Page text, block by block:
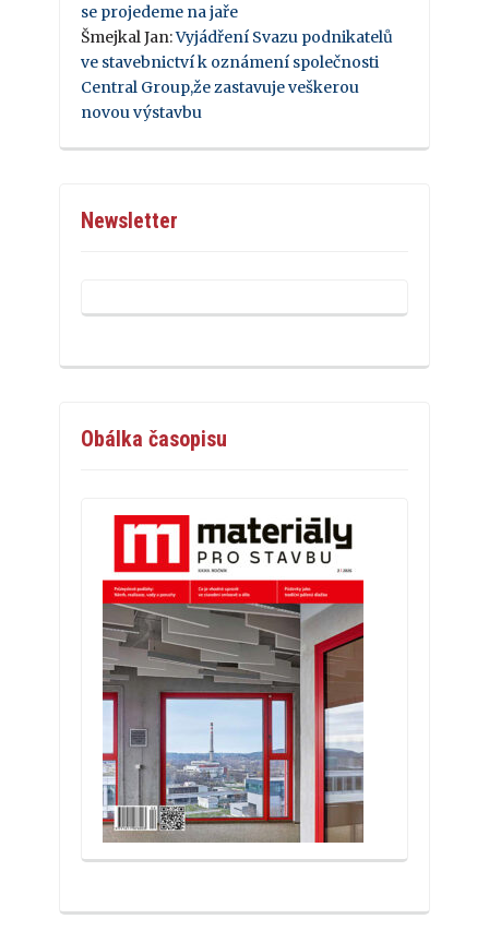
se projedeme na jaře
Šmejkal Jan:Vyjádření Svazu podnikatelů
ve stavebnictví k oznámení společnosti
Central Group,že zastavuje veškerou
novou výstavbu
Newsletter
Obálka časopisu